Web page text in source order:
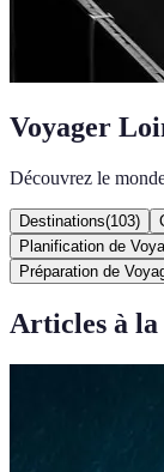
Voyager
Découvrez le
Destinations(103)
Planification de
Préparation de
Articles à la